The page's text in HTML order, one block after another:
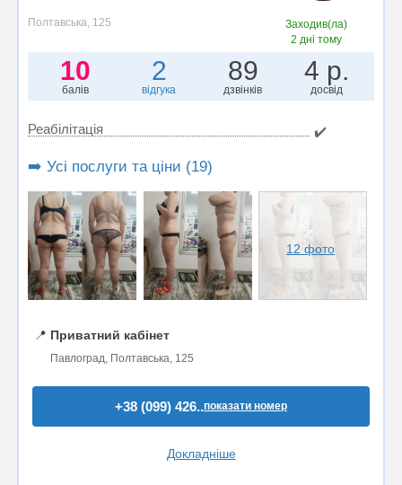
Полтавська, 125
Заходив(ла)
2 дні тому
10
балів
2
відгука
89
дзвінків
4 р.
досвід
Реабілітація ✔️
➡️ Усі послуги та ціни (19)
12 фото
📍 Приватний кабінет
Павлоград, Полтавська, 125
+38 (099) 426..показати номер
Докладніше